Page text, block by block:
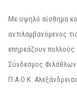
Με υψηλό αίσθημα
αντιλαμβανόμενος
επηρεάζουν πολλούς
Σύνδεσμος
Π.Α.Ο.Κ.